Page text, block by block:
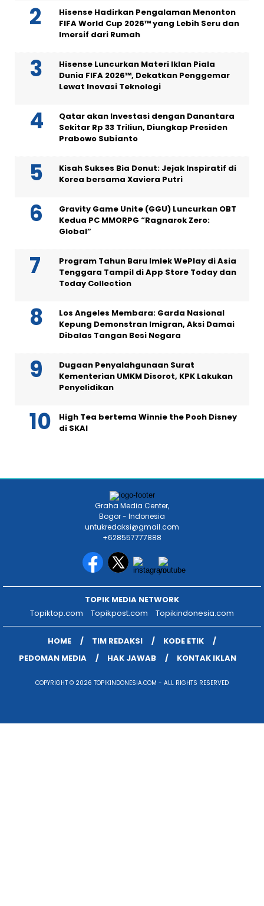
Hisense Hadirkan Pengalaman Menonton
FIFA World Cup 2026™ yang Lebih Seru dan
Imersif dari Rumah
Hisense Luncurkan Materi Iklan Piala
Dunia FIFA 2026™, Dekatkan Penggemar
Lewat Inovasi Teknologi
Qatar akan Investasi dengan Danantara
Sekitar Rp 33 Triliun, Diungkap Presiden
Prabowo Subianto
Kisah Sukses Bia Donut: Jejak Inspiratif di
Korea bersama Xaviera Putri
Gravity Game Unite (GGU) Luncurkan OBT
Kedua PC MMORPG “Ragnarok Zero:
Global”
Program Tahun Baru Imlek WePlay di Asia
Tenggara Tampil di App Store Today dan
Today Collection
Los Angeles Membara: Garda Nasional
Kepung Demonstran Imigran, Aksi Damai
Dibalas Tangan Besi Negara
Dugaan Penyalahgunaan Surat
Kementerian UMKM Disorot, KPK Lakukan
Penyelidikan
High Tea bertema Winnie the Pooh Disney
di SKAI
Graha Media Center,
Bogor - Indonesia
untukredaksi@gmail.com
+628557777888
TOPIK MEDIA NETWORK
Topiktop.com
Topikpost.com Topikindonesia.com
HOME TIM REDAKSI
KODE ETIK
PEDOMAN MEDIA
HAK JAWAB KONTAK IKLAN
COPYRIGHT © 2026 TOPIKINDONESIA.COM - ALL RIGHTS RESERVED